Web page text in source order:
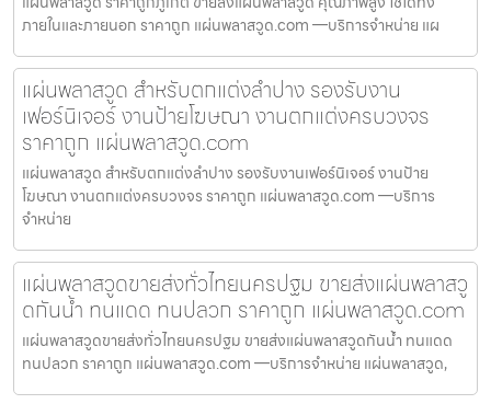
ภายในและภายนอก ราคาถูก แผ่นพลาสวูด.com —บริการจำหน่าย แผ
แผ่นพลาสวูด สำหรับตกแต่งลำปาง รองรับงาน
เฟอร์นิเจอร์ งานป้ายโฆษณา งานตกแต่งครบวงจร
ราคาถูก แผ่นพลาสวูด.com
แผ่นพลาสวูด สำหรับตกแต่งลำปาง รองรับงานเฟอร์นิเจอร์ งานป้าย
โฆษณา งานตกแต่งครบวงจร ราคาถูก แผ่นพลาสวูด.com —บริการ
จำหน่าย
แผ่นพลาสวูดขายส่งทั่วไทยนครปฐม ขายส่งแผ่นพลาสวู
ดกันน้ำ ทนแดด ทนปลวก ราคาถูก แผ่นพลาสวูด.com
แผ่นพลาสวูดขายส่งทั่วไทยนครปฐม ขายส่งแผ่นพลาสวูดกันน้ำ ทนแดด
ทนปลวก ราคาถูก แผ่นพลาสวูด.com —บริการจำหน่าย แผ่นพลาสวูด,